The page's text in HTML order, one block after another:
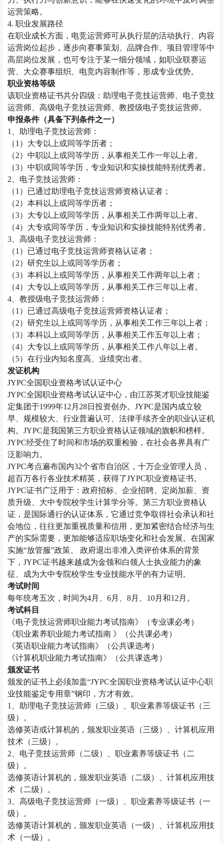
运营策略。
4. 职业发展路径
在职业成长方面，电竞运营师可从执行层的活动执行、内容
运营岗位起步，逐步向赛事策划、品牌合作、项目管理等中
高层岗位发展，也可专注于某一细分领域，如职业联赛运
营、大众赛事组织、电竞内容制作等，形成专业优势。
职业资格等级
该职业资格证书共分四级：助理电子竞技运营师、电子竞技
运营师、高级电子竞技运营师、教授级电子竞技运营师。
申报条件（具备下列条件之一）
1、助理电子竞技运营师：
（1）大专以上或同等学历者；
（2）中职以上或同等学历，从事相关工作一年以上者。
（3）中职或同等学历，专业知识和实操技能特别优秀者。
2、电子竞技运营师：
（1）已通过助理电子竞技运营师资格认证者；
（2）本科以上或同等学历者；
（3）大专以上或同等学历，从事相关工作两年以上者。
（4）大专或同等学历，专业知识和实操技能特别优秀者。
3、高级电子竞技运营师：
（1）已通过电子竞技运营师资格认证者；
（2）研究生以上或同等学历者；
（3）本科以上或同等学历，从事相关工作两年以上者；
（4）大专以上或同等学历，从事相关工作三年以上者。
4、教授级电子竞技运营师：
（1）已通过高级电子竞技运营师资格认证者；
（2）研究生以上或同等学历，从事相关工作三年以上者；
（3）本科以上或同等学历，从事相关工作五年以上者；
（4）大专以上或同等学历，从事相关工作八年以上者。
（5）在行业内知名度高、业绩突出者。
发证机构
JYPC全国职业资格考试认证中心
JYPC全国职业资格考试认证中心，由江苏英才职业技能鉴
定集团于1999年12月28日投资创办。JYPC是国内成立较
早、规模较大、行业普遍认可、法律手续齐全的职业认证机
构。JYPC是我国第三方职业资格认证领域的旗帜和榜样。
JYPC经受住了时间和市场的双重检验，在社会各界具有广
泛影响力。
JYPC考点遍布国内32个省市自治区，十万企业管理人员，
超百万各行各业技术精英，获得了JYPC职业资格证书。
JYPC证书广泛用于：政府招标、企业招聘、定岗加薪、资
质升级、大中专院校学生计算学分等。第三方职业资格认
证，是国际通行的认证体系，它通过竞争取得社会承认和社
会地位，往往更加重视质量和信用，更加紧密结合经济与生
产的实际需要，更加能够适应职场变化和社会发展。在国家
实施“放管服”政策、 政府退出非准入类评价体系的背景
下，JYPC证书越来越成为金领和白领人士执业能力的象
征、成为大中专院校学生专业技能水平的有力证明。
考试时间
每年统考五次，时间为4月、6月、8月、10月和12月。
考试科目
《电子竞技运营师职业能力考试指南》（专业课必考）
《职业素养职业能力考试指南 》（公共课必考）
《英语职业能力考试指南》（公共课选考）
《计算机职业能力考试指南》（公共课选考）
颁发证书
颁发的证书上必须加盖“JYPC全国职业资格考试认证中心职
业技能鉴定专用章”钢印，方才有效。
1、助理电子竞技运营师（三级）、职业素养等级证书（三
级）。
选修英语或计算机的，颁发职业英语（三级）、计算机应用
技术（三级）。
2、电子竞技运营师（二级）、职业素养等级证书（二
级）。
选修英语计算机的，颁发职业英语（二级）、计算机应用技
术（二级）。
3、高级电子竞技运营师（一级）、职业素养等级证书（一
级）。
选修英语计算机的，颁发职业英语（一级）、计算机应用技
术（一级）。